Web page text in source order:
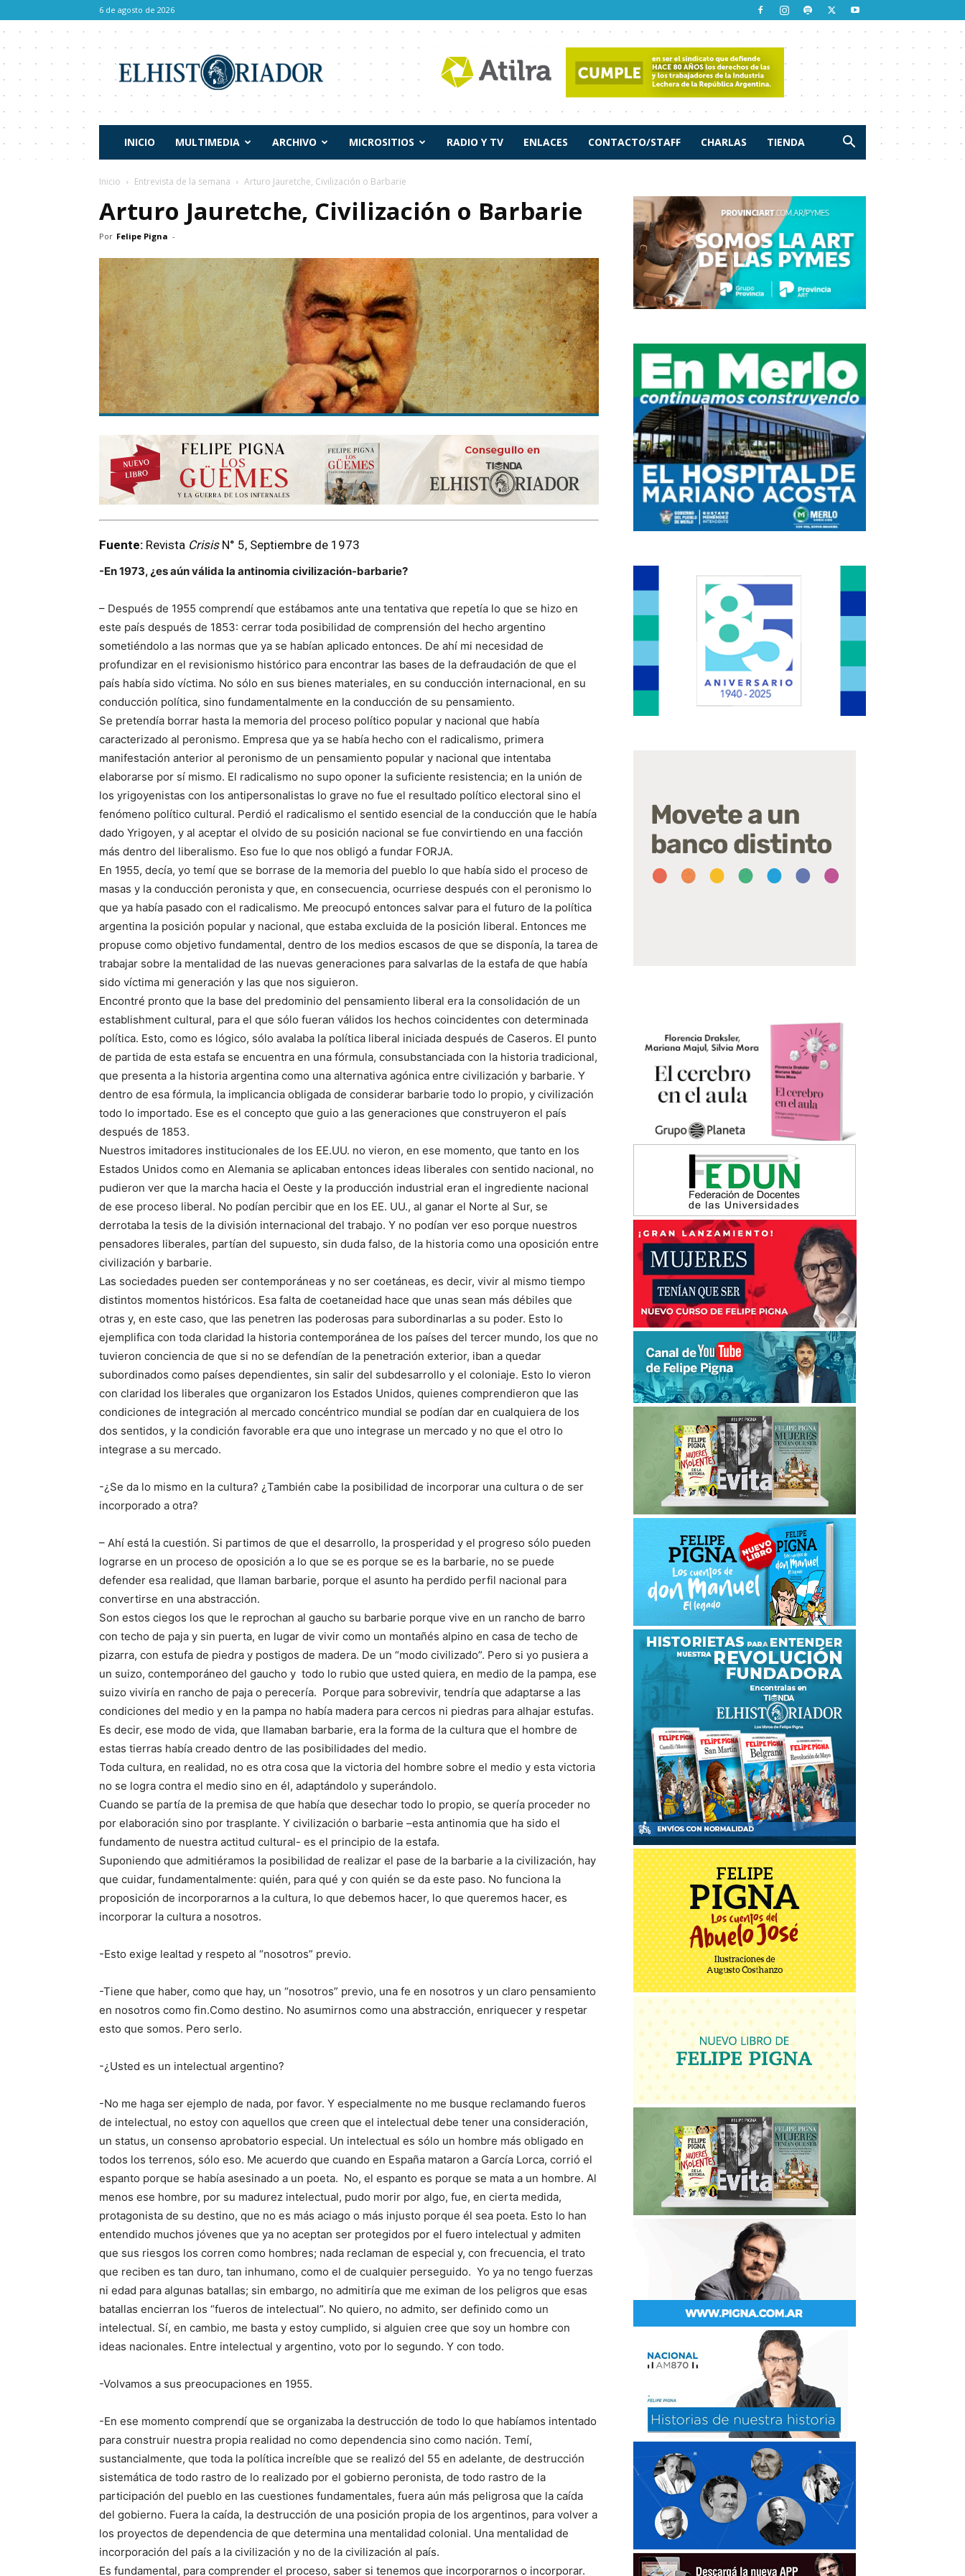
6 de agosto de 2026
Historiador
INICIO MULTIMEDIA ARCHIVO MICROSITIOS RADIO Y TV ENLACES CONTACTO/STAFF CHARLAS TIENDA
Inicio Entrevista de la semana Arturo Jauretche, Civilización o Barbarie
Arturo Jauretche, Civilización o Barbarie
Por Felipe Pigna -
Fuente: Revista CrisisN° 5, Septiembre de 1973
-En 1973, ¿es aún válida la antinomia civilización-barbarie?
– Después de 1955 comprendí que estábamos ante una tentativa que repetía lo que se hizo en
este país después de 1853: cerrar toda posibilidad de comprensión del hecho argentino
sometiéndolo a las normas que ya se habían aplicado entonces. De ahí mi necesidad de
profundizar en el revisionismo histórico para encontrar las bases de la defraudación de que el
país había sido víctima. No sólo en sus bienes materiales, en su conducción internacional, en su
conducción política, sino fundamentalmente en la conducción de su pensamiento.
Se pretendía borrar hasta la memoria del proceso político popular y nacional que había
caracterizado al peronismo. Empresa que ya se había hecho con el radicalismo, primera
manifestación anterior al peronismo de un pensamiento popular y nacional que intentaba
elaborarse por sí mismo. El radicalismo no supo oponer la suficiente resistencia; en la unión de
los yrigoyenistas con los antipersonalistas lo grave no fue el resultado político electoral sino el
fenómeno político cultural. Perdió el radicalismo el sentido esencial de la conducción que le había
dado Yrigoyen, y al aceptar el olvido de su posición nacional se fue convirtiendo en una facción
más dentro del liberalismo. Eso fue lo que nos obligó a fundar FORJA.
En 1955, decía, yo temí que se borrase de la memoria del pueblo lo que había sido el proceso de
masas y la conducción peronista y que, en consecuencia, ocurriese después con el peronismo lo
que ya había pasado con el radicalismo. Me preocupó entonces salvar para el futuro de la política
argentina la posición popular y nacional, que estaba excluida de la posición liberal. Entonces me
propuse como objetivo fundamental, dentro de los medios escasos de que se disponía, la tarea de
trabajar sobre la mentalidad de las nuevas generaciones para salvarlas de la estafa de que había
sido víctima mi generación y las que nos siguieron.
Encontré pronto que la base del predominio del pensamiento liberal era la consolidación de un
establishment cultural, para el que sólo fueran válidos los hechos coincidentes con determinada
política. Esto, como es lógico, sólo avalaba la política liberal iniciada después de Caseros. El punto
de partida de esta estafa se encuentra en una fórmula, consubstanciada con la historia tradicional,
que presenta a la historia argentina como una alternativa agónica entre civilización y barbarie. Y
dentro de esa fórmula, la implicancia obligada de considerar barbarie todo lo propio, y civilización
todo lo importado. Ese es el concepto que guio a las generaciones que construyeron el país
después de 1853.
Nuestros imitadores institucionales de los EE.UU. no vieron, en ese momento, que tanto en los
Estados Unidos como en Alemania se aplicaban entonces ideas liberales con sentido nacional, no
pudieron ver que la marcha hacia el Oeste y la producción industrial eran el ingrediente nacional
de ese proceso liberal. No podían percibir que en los EE. UU., al ganar el Norte al Sur, se
derrotaba la tesis de la división internacional del trabajo. Y no podían ver eso porque nuestros
pensadores liberales, partían del supuesto, sin duda falso, de la historia como una oposición entre
civilización y barbarie.
Las sociedades pueden ser contemporáneas y no ser coetáneas, es decir, vivir al mismo tiempo
distintos momentos históricos. Esa falta de coetaneidad hace que unas sean más débiles que
otras y, en este caso, que las penetren las poderosas para subordinarlas a su poder. Esto lo
ejemplifica con toda claridad la historia contemporánea de los países del tercer mundo, los que no
tuvieron conciencia de que si no se defendían de la penetración exterior, iban a quedar
subordinados como países dependientes, sin salir del subdesarrollo y el coloniaje. Esto lo vieron
con claridad los liberales que organizaron los Estados Unidos, quienes comprendieron que las
condiciones de integración al mercado concéntrico mundial se podían dar en cualquiera de los
dos sentidos, y la condición favorable era que uno integrase un mercado y no que el otro lo
integrase a su mercado.
-¿Se da lo mismo en la cultura? ¿También cabe la posibilidad de incorporar una cultura o de ser
incorporado a otra?
– Ahí está la cuestión. Si partimos de que el desarrollo, la prosperidad y el progreso sólo pueden
lograrse en un proceso de oposición a lo que se es porque se es la barbarie, no se puede
defender esa realidad, que llaman barbarie, porque el asunto ha perdido perfil nacional para
convertirse en una abstracción.
Son estos ciegos los que le reprochan al gaucho su barbarie porque vive en un rancho de barro
con techo de paja y sin puerta, en lugar de vivir como un montañés alpino en casa de techo de
pizarra, con estufa de piedra y postigos de madera. De un “modo civilizado”. Pero si yo pusiera a
un suizo, contemporáneo del gaucho y todo lo rubio que usted quiera, en medio de la pampa, ese
suizo viviría en rancho de paja o perecería. Porque para sobrevivir, tendría que adaptarse a las
condiciones del medio y en la pampa no había madera para cercos ni piedras para alhajar estufas.
Es decir, ese modo de vida, que llamaban barbarie, era la forma de la cultura que el hombre de
estas tierras había creado dentro de las posibilidades del medio.
Toda cultura, en realidad, no es otra cosa que la victoria del hombre sobre el medio y esta victoria
no se logra contra el medio sino en él, adaptándolo y superándolo.
Cuando se partía de la premisa de que había que desechar todo lo propio, se quería proceder no
por elaboración sino por trasplante. Y civilización o barbarie –esta antinomia que ha sido el
fundamento de nuestra actitud cultural- es el principio de la estafa.
Suponiendo que admitiéramos la posibilidad de realizar el pase de la barbarie a la civilización, hay
que cuidar, fundamentalmente: quién, para qué y con quién se da este paso. No funciona la
proposición de incorporarnos a la cultura, lo que debemos hacer, lo que queremos hacer, es
incorporar la cultura a nosotros.
-Esto exige lealtad y respeto al “nosotros” previo.
-Tiene que haber, como que hay, un “nosotros” previo, una fe en nosotros y un claro pensamiento
en nosotros como fin.Como destino. No asumirnos como una abstracción, enriquecer y respetar
esto que somos. Pero serlo.
-¿Usted es un intelectual argentino?
-No me haga ser ejemplo de nada, por favor. Y especialmente no me busque reclamando fueros
de intelectual, no estoy con aquellos que creen que el intelectual debe tener una consideración,
un status, un consenso aprobatorio especial. Un intelectual es sólo un hombre más obligado en
todos los terrenos, sólo eso. Me acuerdo que cuando en España mataron a García Lorca, corrió el
espanto porque se había asesinado a un poeta. No, el espanto es porque se mata a un hombre. Al
menos ese hombre, por su madurez intelectual, pudo morir por algo, fue, en cierta medida,
protagonista de su destino, que no es más aciago o más injusto porque él sea poeta. Esto lo han
entendido muchos jóvenes que ya no aceptan ser protegidos por el fuero intelectual y admiten
que sus riesgos los corren como hombres; nada reclaman de especial y, con frecuencia, el trato
que reciben es tan duro, tan inhumano, como el de cualquier perseguido. Yo ya no tengo fuerzas
ni edad para algunas batallas; sin embargo, no admitiría que me eximan de los peligros que esas
batallas encierran los “fueros de intelectual”. No quiero, no admito, ser definido como un
intelectual. Sí, en cambio, me basta y estoy cumplido, si alguien cree que soy un hombre con
ideas nacionales. Entre intelectual y argentino, voto por lo segundo. Y con todo.
-Volvamos a sus preocupaciones en 1955.
-En ese momento comprendí que se organizaba la destrucción de todo lo que habíamos intentado
para construir nuestra propia realidad no como dependencia sino como nación. Temí,
sustancialmente, que toda la política increíble que se realizó del 55 en adelante, de destrucción
sistemática de todo rastro de lo realizado por el gobierno peronista, de todo rastro de la
participación del pueblo en las cuestiones fundamentales, fuera aún más peligrosa que la caída
del gobierno. Fuera la caída, la destrucción de una posición propia de los argentinos, para volver a
los proyectos de dependencia de que determina una mentalidad colonial. Una mentalidad de
incorporación del país a la civilización y no de la civilización al país.
Es fundamental, para comprender el proceso, saber si tenemos que incorporarnos o incorporar.